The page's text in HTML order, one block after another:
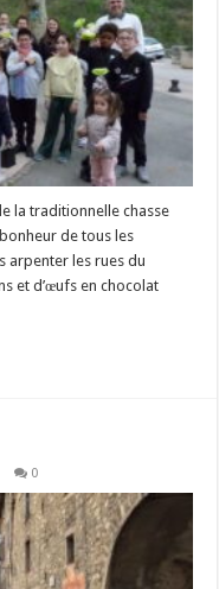
la traditionnelle chasse
de tous les
arpenter les rues du
et d’œufs en chocolat
0